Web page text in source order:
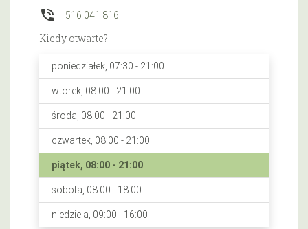
phone_in_talk 516 041 816
Kiedy otwarte?
poniedziałek, 07:30 - 21:00
wtorek, 08:00 - 21:00
środa, 08:00 - 21:00
czwartek, 08:00 - 21:00
piątek, 08:00 - 21:00
sobota, 08:00 - 18:00
niedziela, 09:00 - 16:00